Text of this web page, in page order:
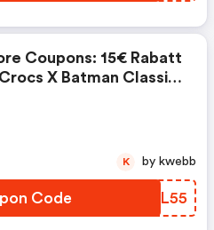
Coupons: 15€ Rabatt
X Batman Classic
Code GEFL55
K by kwebb